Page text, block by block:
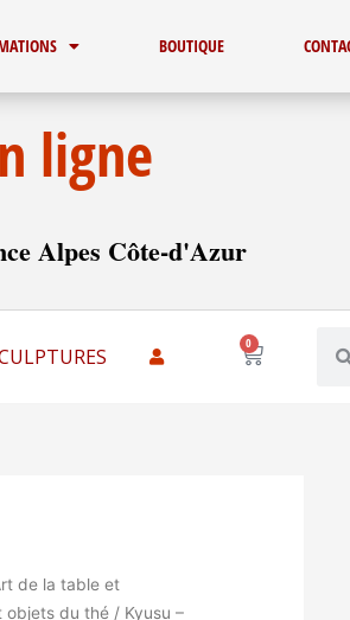
BOUTIQUE
ligne
Alpes Côte-d'Azur
0
Panier
de la table et
objets du thé/ Kyusu –